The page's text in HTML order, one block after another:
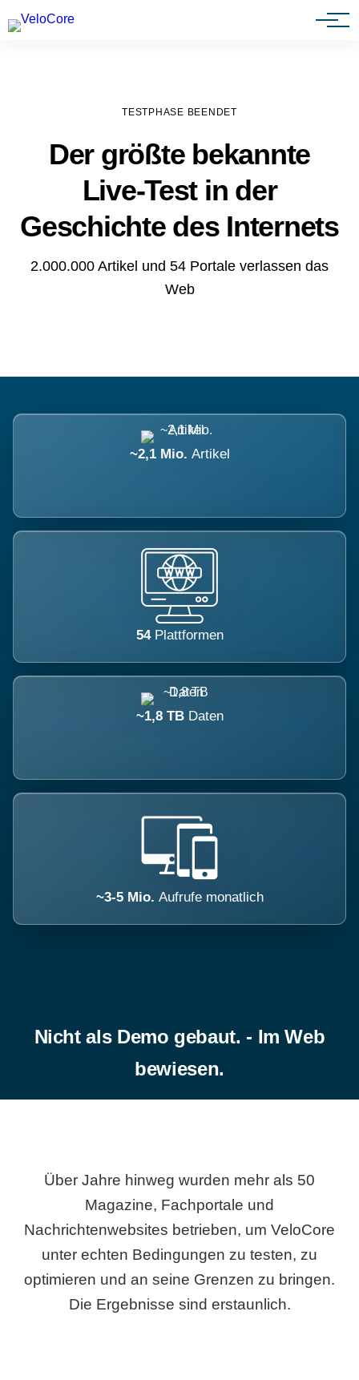
Agenturen & Webdesigner
TESTPHASE BEENDET
Der größte bekannte
Live-Test in der
Geschichte des Internets
2.000.000 Artikel und 54 Portale verlassen das
Web
~2,1 Mio. Artikel
54 Plattformen
~1,8 TB Daten
~3-5 Mio. Aufrufe monatlich
Nicht als Demo gebaut. - Im Web
bewiesen.
Über Jahre hinweg wurden mehr als 50
Magazine, Fachportale und
Nachrichtenwebsites betrieben, um VeloCore
unter echten Bedingungen zu testen, zu
optimieren und an seine Grenzen zu bringen.
Die Ergebnisse sind erstaunlich.